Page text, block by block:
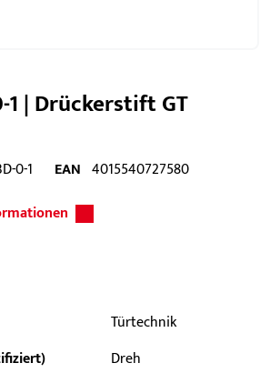
1 | Drückerstift GT
0-1 EAN 4015540727580
Türtechnik
Dreh